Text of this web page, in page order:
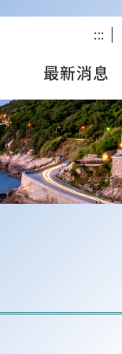
:::
最新消息